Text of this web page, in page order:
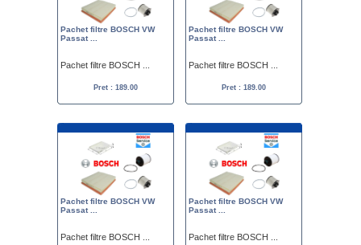
Pachet filtre BOSCH VW
Passat ...
Pachet filtre BOSCH ...
Pret : 189.00
Pachet filtre BOSCH VW
Passat ...
Pachet filtre BOSCH ...
Pret : 189.00
Pachet filtre BOSCH VW
Passat ...
Pachet filtre BOSCH ...
Pachet filtre BOSCH VW
Passat ...
Pachet filtre BOSCH ...